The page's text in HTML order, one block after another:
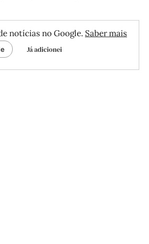
notícias no Google. Saber mais
Já adicionei